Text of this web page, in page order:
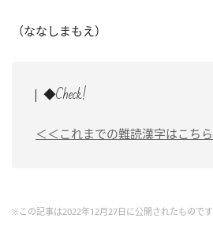
（ななしまもえ）
◆Check!
＜＜これまでの難読漢字はこちら
※この記事は2022年12月27日に公開されたものです